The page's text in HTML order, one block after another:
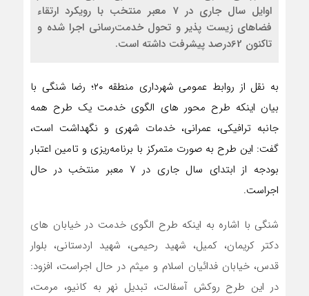
اوایل سال جاری در 7 معبر منتخب با رویکرد ارتقاء
فضاهای زیست پذیر و تحول خدمت‌رسانی اجرا شده و
تاکنون 62درصد پیشرفت داشته است.
به نقل از روابط عمومی شهرداری منطقه ۲۰؛ رضا شنگی با
بیان اینکه طرح محور های الگوی خدمت یک طرح همه
جانبه ترافیکی، عمرانی، خدمات شهری و نگهداشت است،
گفت: این طرح به صورت متمرکز با برنامه‌ریزی و تامین اعتبار
بودجه از ابتدای سال جاری در ۷ معبر منتخب در حال
اجراست.
شنگی با اشاره به اینکه طرح الگوی خدمت در خیابان های
دکتر کریمان، کمیل، شهید رحیمی، شهید اردستانی، بلوار
قدس، خیابان فدائیان اسلام و میثم در حال اجراست، افزود:
در این طرح روکش آسفالت، تبدیل نهر به کانیو، مرمت،